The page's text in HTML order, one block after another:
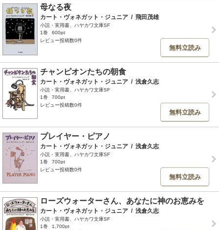
母なる夜
カート・ヴォネガット・ジュニア / 飛田茂雄
小説・実用書、ハヤカワ文庫SF
1巻
600pt
レビュー投稿数0件
無料立読み
チャンピオンたちの朝食
カート・ヴォネガット・ジュニア / 浅倉久志
小説・実用書、ハヤカワ文庫SF
1巻
700pt
レビュー投稿数0件
無料立読み
プレイヤー・ピアノ
カート・ヴォネガット・ジュニア / 浅倉久志
小説・実用書、ハヤカワ文庫SF
1巻
700pt
レビュー投稿数0件
無料立読み
ローズウォーターさん、あなたに神のお恵みを
カート・ヴォネガット・ジュニア / 浅倉久志
小説・実用書、ハヤカワ文庫SF
1巻
1,700pt